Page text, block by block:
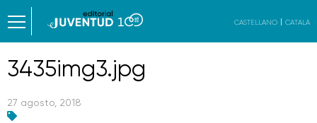
CASTELLANO CATALÀ
3435img3.jpg
27 agosto, 2018